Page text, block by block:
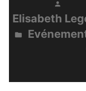
Publié
par
Elisabeth